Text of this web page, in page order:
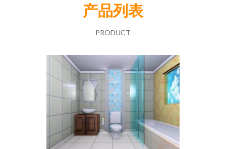
产品列表
PRODUCT